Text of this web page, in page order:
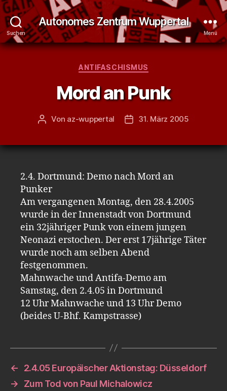
Suchen
Autonomes Zentrum Wuppertal
Menü
Kategorien
ANTIFASCHISMUS
Mord an Punk
Beitragsautor
Von az-wuppertal Veröffentlichungsdatum
31. März 2005
2.4. Dortmund: Demo nach Mord an
Punker
Am vergangenen Montag, den 28.4.2005
wurde in der Innenstadt von Dortmund
ein 32jähriger Punk von einem jungen
Neonazi erstochen. Der erst 17jährige Täter
wurde noch am selben Abend
festgenommen.
Mahnwache und Antifa-Demo am
Samstag, den 2.4.05 in Dortmund
12 Uhr Mahnwache und 13 Uhr Demo
(beides U-Bhf. Kampstrasse)
←
2.4.05 Europäischer Aktionstag: Düsseldorf
→
Zum Tod von Paul Michalowicz